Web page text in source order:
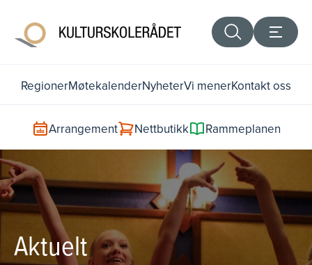
RegionerMøtekalenderNyheterVi menerKontakt oss
Arrangement Nettbutikk Rammeplanen
Aktuelt